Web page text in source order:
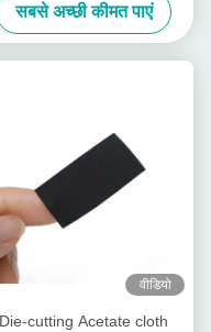
सबसे अच्छी कीमत पाएं
वीडियो
Die-cutting Acetate cloth